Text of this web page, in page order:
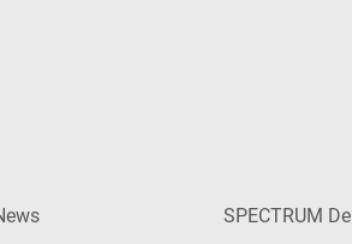
SPECTRUM